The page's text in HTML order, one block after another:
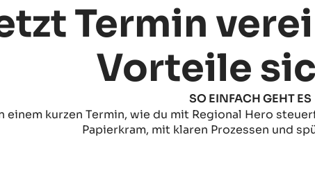
Termin
Vorteile
SO EINFACH GEHT ES
einem kurzen Termin, wie du mit Regional Hero
Papierkram, mit klaren Prozessen und